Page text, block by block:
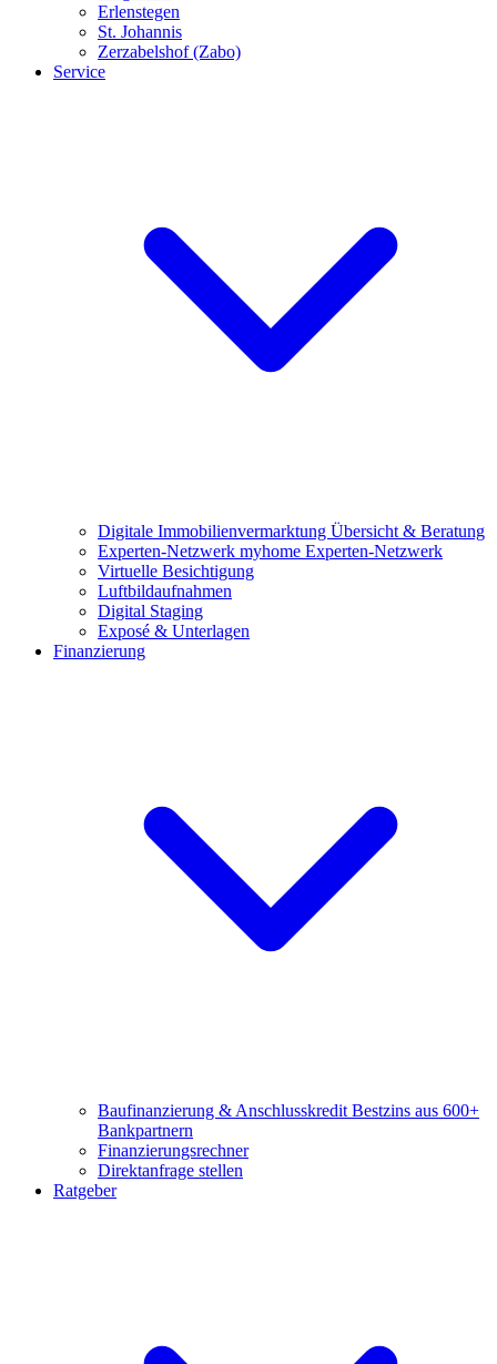
Erlenstegen
St. Johannis
Zerzabelshof (Zabo)
Service
Digitale Immobilienvermarktung Übersicht & Beratung
Experten-Netzwerk myhome Experten-Netzwerk
Virtuelle Besichtigung
Luftbildaufnahmen
Digital Staging
Exposé & Unterlagen
Finanzierung
Baufinanzierung & Anschlusskredit Bestzins aus 600+
Bankpartnern
Finanzierungsrechner
Direktanfrage stellen
Ratgeber